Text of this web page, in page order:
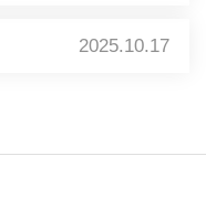
2025.10.17